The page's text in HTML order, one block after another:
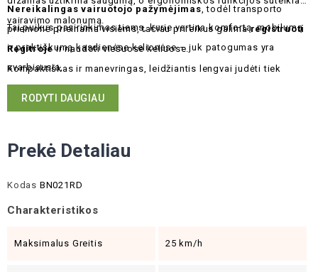
Nereikalingas vairuotojo pažymėjimas , todėl transporto
priemonė prieinama visiems, tačiau prireikus galimaregistruoti
Regitrojeir naudoti viešuose keliuose.
Kompaktiškas ir manevringas, leidžiantis lengvai judėti tiek
vairavimo malonumą.
Tai puikus pasirinkimas tiems, kurie vertina komfortą, mobilumą
ir praktiškumą kasdienėse kelionėse – juk patogumas yra
svarbiausia,
RODYTI DAUGIAU
Prekė Detaliau
Kodas BN021RD
Charakteristikos
Maksimalus Greitis 25 km/h